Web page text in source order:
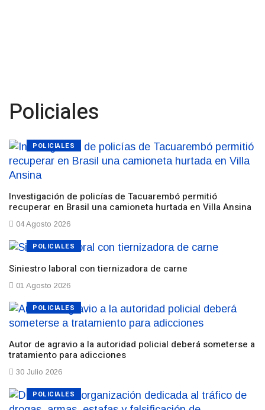
Policiales
Investigación de policías de Tacuarembó permitió
recuperar en Brasil una camioneta hurtada en Villa Ansina
04 Agosto 2026
POLICIALES
Siniestro laboral con tiernizadora de carne
01 Agosto 2026
POLICIALES
Autor de agravio a la autoridad policial deberá someterse a
tratamiento para adicciones
30 Julio 2026
POLICIALES
POLICIALES